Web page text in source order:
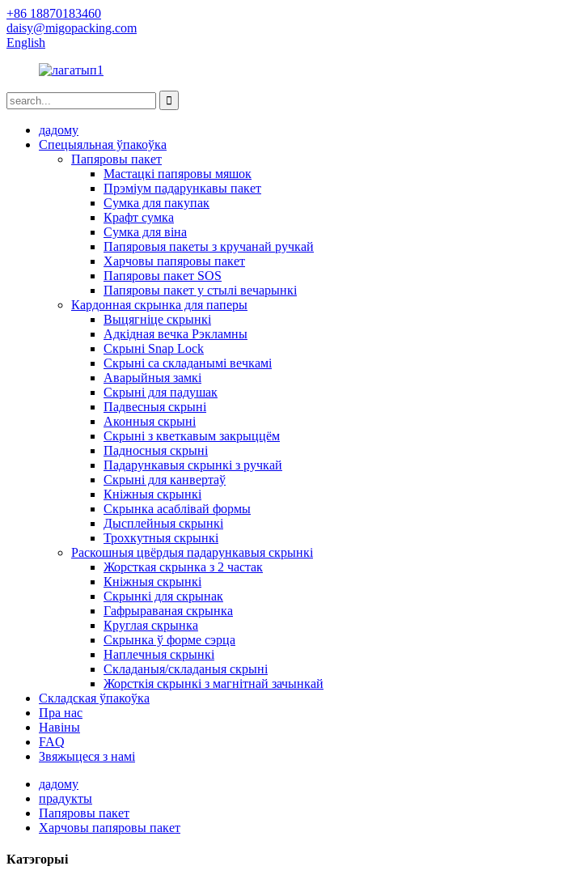
+86 18870183460
daisy@migopacking.com
English
дадому
Спецыяльная ўпакоўка
Папяровы пакет
Мастацкі папяровы мяшок
Прэміум падарункавы пакет
Сумка для пакупак
Крафт сумка
Сумка для віна
Папяровыя пакеты з кручанай ручкай
Харчовы папяровы пакет
Папяровы пакет SOS
Папяровы пакет у стылі вечарынкі
Кардонная скрынка для паперы
Выцягніце скрынкі
Адкідная вечка Рэкламны
Скрыні Snap Lock
Скрыні са складанымі вечкамі
Аварыйныя замкі
Скрыні для падушак
Падвесныя скрыні
Аконныя скрыні
Скрыні з кветкавым закрыццём
Падносныя скрыні
Падарункавыя скрынкі з ручкай
Скрыні для канвертаў
Кніжныя скрынкі
Скрынка асаблівай формы
Дысплейныя скрынкі
Трохкутныя скрынкі
Раскошныя цвёрдыя падарункавыя скрынкі
Жорсткая скрынка з 2 частак
Кніжныя скрынкі
Скрынкі для скрынак
Гафрыраваная скрынка
Круглая скрынка
Скрынка ў форме сэрца
Наплечныя скрынкі
Складаныя/складаныя скрыні
Жорсткія скрынкі з магнітнай зачынкай
Складская ўпакоўка
Пра нас
Навіны
FAQ
Звяжыцеся з намі
дадому
прадукты
Папяровы пакет
Харчовы папяровы пакет
Катэгорыі